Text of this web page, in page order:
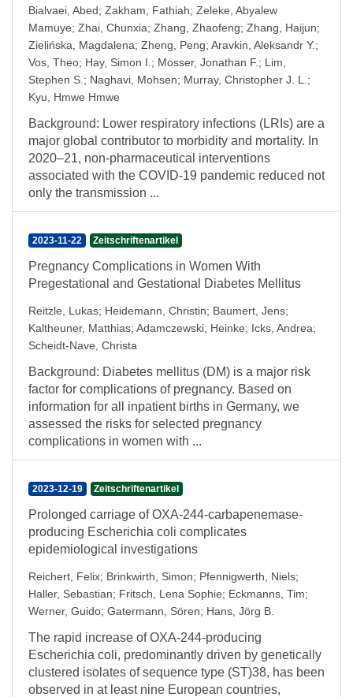
Bialvaei, Abed; Zakham, Fathiah; Zeleke, Abyalew
Mamuye; Zhai, Chunxia; Zhang, Zhaofeng; Zhang, Haijun;
Zielińska, Magdalena; Zheng, Peng; Aravkin, Aleksandr Y.;
Vos, Theo; Hay, Simon I. ; Mosser, Jonathan F. ; Lim,
Stephen S. ; Naghavi, Mohsen; Murray, Christopher J. L. ;
Kyu, Hmwe Hmwe
Background: Lower respiratory infections (LRIs) are a
major global contributor to morbidity and mortality. In
2020–21, non-pharmaceutical interventions
associated with the COVID-19 pandemic reduced not
only the transmission ...
2023-11-22 Zeitschriftenartikel
Pregnancy Complications in Women With
Pregestational and Gestational Diabetes Mellitus
Reitzle, Lukas; Heidemann, Christin; Baumert, Jens;
Kaltheuner, Matthias; Adamczewski, Heinke; Icks, Andrea;
Scheidt-Nave, Christa
Background: Diabetes mellitus (DM) is a major risk
factor for complications of pregnancy. Based on
information for all inpatient births in Germany, we
assessed the risks for selected pregnancy
complications in women with ...
2023-12-19 Zeitschriftenartikel
Prolonged carriage of OXA-244-carbapenemase-
producing Escherichia coli complicates
epidemiological investigations
Reichert, Felix; Brinkwirth, Simon; Pfennigwerth, Niels;
Haller, Sebastian; Fritsch, Lena Sophie; Eckmanns, Tim;
Werner, Guido; Gatermann, Sören; Hans, Jörg B.
The rapid increase of OXA-244-producing
Escherichia coli, predominantly driven by genetically
clustered isolates of sequence type (ST)38, has been
observed in at least nine European countries,